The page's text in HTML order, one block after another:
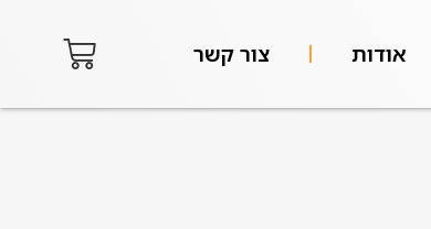
אודות צור קשר